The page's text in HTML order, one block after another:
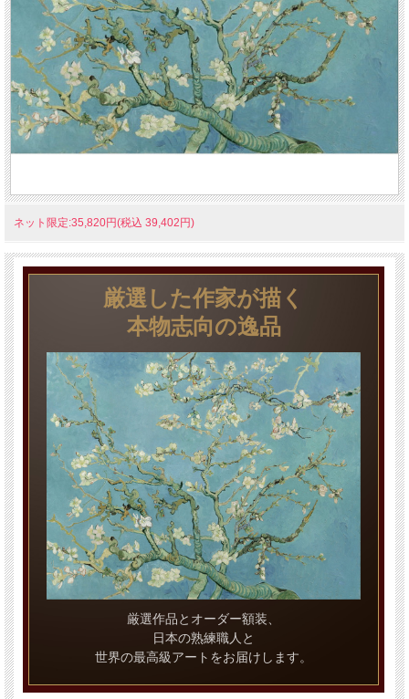
ネット限定:35,820円(税込 39,402円)
厳選した作家が描く
本物志向の逸品
厳選作品とオーダー額装、
日本の熟練職人と
世界の最高級アートをお届けします。